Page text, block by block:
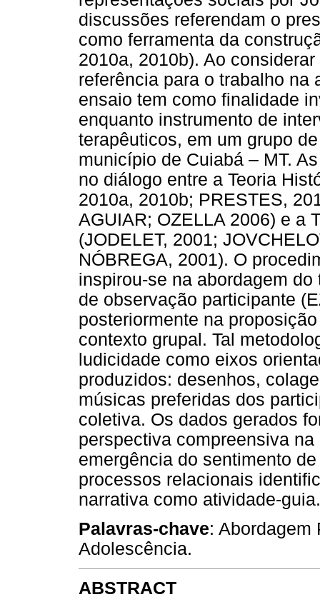
discussões referendam o
como ferramenta da
2010a, 2010b). Ao
referência para o trabalho na
ensaio tem como finalidade
enquanto instrumento de
terapêuticos, em um grupo
município de Cuiabá – MT.
no diálogo entre a Teoria
2010a, 2010b; PRESTES,
AGUIAR; OZELLA 2006) e a
(JODELET, 2001;
NÓBREGA, 2001). O
inspirou-se na abordagem
de observação participante
posteriormente na
contexto grupal. Tal
ludicidade como eixos
produzidos: desenhos,
músicas preferidas dos
coletiva. Os dados gerados
perspectiva compreensiva
emergência do sentimento
processos relacionais
narrativa como atividade-guia.
Palavras-chave: Abordagem
Adolescência.
ABSTRACT